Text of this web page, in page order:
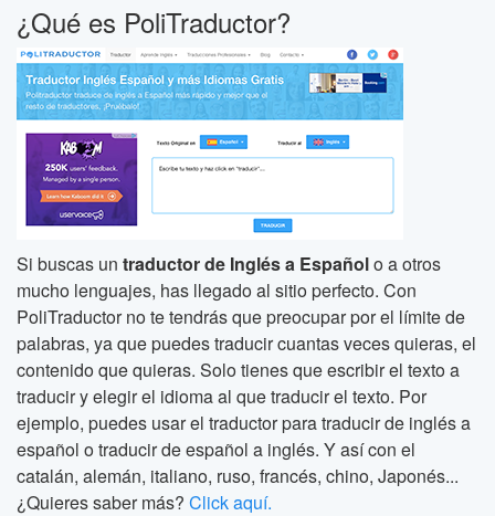
¿Qué es PoliTraductor?
Si buscas un traductor de Inglés a Españolo a otros
mucho lenguajes, has llegado al sitio perfecto. Con
PoliTraductor no te tendrás que preocupar por el límite de
palabras, ya que puedes traducir cuantas veces quieras, el
contenido que quieras. Solo tienes que escribir el texto a
traducir y elegir el idioma al que traducir el texto. Por
ejemplo, puedes usar el traductor para traducir de inglés a
español o traducir de español a inglés. Y así con el
catalán, alemán, italiano, ruso, francés, chino, Japonés...
¿Quieres saber más? Click aquí.